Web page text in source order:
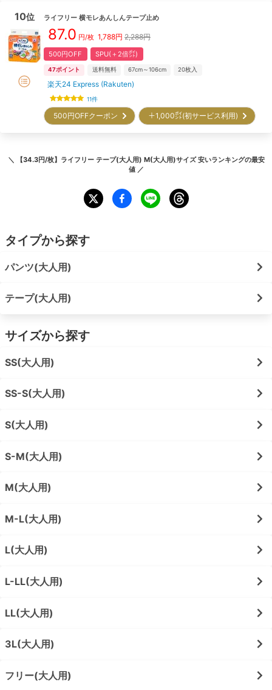
10位 ライフリー 横モレあんしんテープ止め
87.0 円/枚 1,788円 2,288円
500円OFF SPU(＋2倍㌽)
47ポイント 送料無料 67cm～106cm 20枚入
楽天24 Express (Rakuten)
11件
500円OFFクーポン ＋1,000㌽(初サービス利用)
＼ 【34.3円/枚】ライフリー テープ(大人用) M(大人用)サイズ 安いランキングの最安
値 ／
タイプから探す
パンツ(大人用)
テープ(大人用)
サイズから探す
SS(大人用)
SS-S(大人用)
S(大人用)
S-M(大人用)
M(大人用)
M-L(大人用)
L(大人用)
L-LL(大人用)
LL(大人用)
3L(大人用)
フリー(大人用)